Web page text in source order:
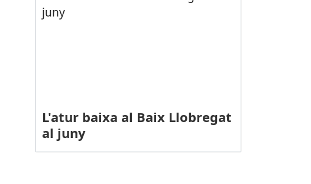
L'atur baixa al Baix Llobregat
al juny